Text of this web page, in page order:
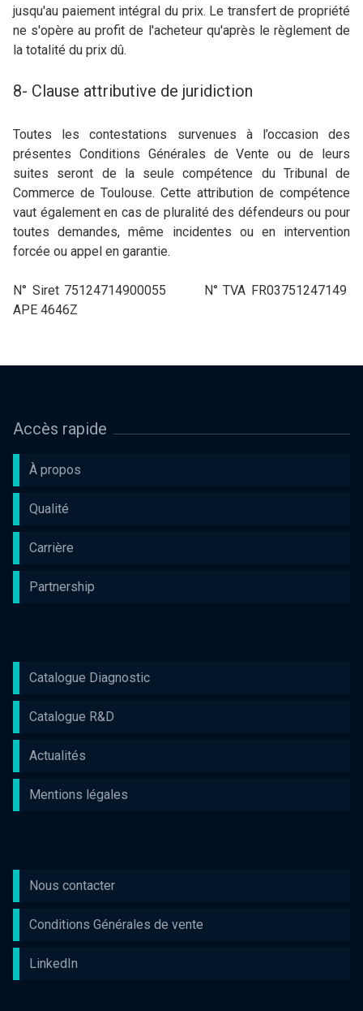
jusqu'au paiement intégral du prix. Le transfert de propriété
ne s'opère au profit de l'acheteur qu'après le règlement de
la totalité du prix dû.
8- Clause attributive de juridiction
Toutes les contestations survenues à l’occasion des
présentes Conditions Générales de Vente ou de leurs
suites seront de la seule compétence du Tribunal de
Commerce de Toulouse. Cette attribution de compétence
vaut également en cas de pluralité des défendeurs ou pour
toutes demandes, même incidentes ou en intervention
forcée ou appel en garantie.
N° Siret 75124714900055 N° TVA FR03751247149
APE 4646Z
Accès rapide
À propos
Qualité
Carrière
Partnership
Catalogue Diagnostic
Catalogue R&D
Actualités
Mentions légales
Nous contacter
Conditions Générales de vente
LinkedIn